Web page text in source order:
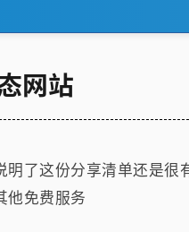
网站
明了这份分享清单还是很
他免费服务